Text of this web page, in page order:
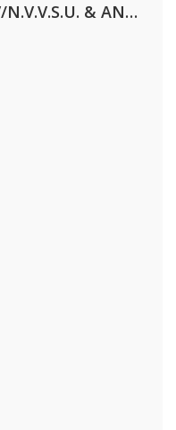
Lustrum U.V.S.V/N.V.V.S.U. & ANNO ONS & Jopke van Dobbenburgh & Roeland Beelen